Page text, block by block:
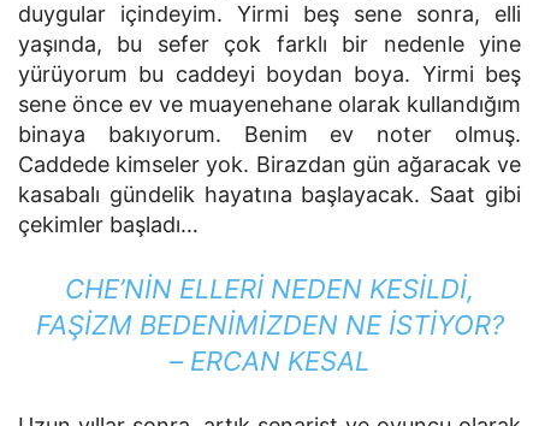
duygular içindeyim. Yirmi beş sene sonra, elli
yaşında, bu sefer çok farklı bir nedenle yine
yürüyorum bu caddeyi boydan boya. Yirmi beş
sene önce ev ve muayenehane olarak kullandığım
binaya bakıyorum. Benim ev noter olmuş.
Caddede kimseler yok. Birazdan gün ağaracak ve
kasabalı gündelik hayatına başlayacak. Saat gibi
çekimler başladı…
CHE’NİN ELLERİ NEDEN KESİLDİ,
FAŞİZM BEDENİMİZDEN NE İSTİYOR?
– ERCAN KESAL